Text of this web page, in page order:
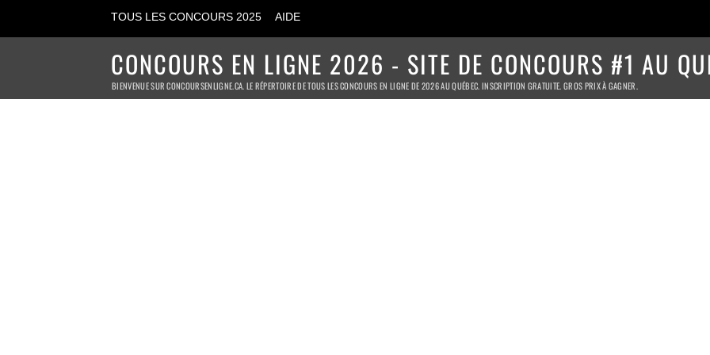
TOUS LES CONCOURS 2025 AIDE
CONCOURS EN LIGNE 2026 - SITE DE CONCOURS #1 AU
BIENVENUE SUR CONCOURSENLIGNE.CA. LE RÉPERTOIRE DE TOUS LES CONCOURS EN LIGNE DE 2026 AU QUÉBEC. INSCRIPTION GRATUITE. GROS PRIX À GAGNER.